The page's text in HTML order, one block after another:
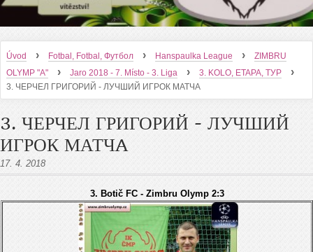
Úvod › Fotbal, Fotbal, Футбол › Hanspaulka League ›
ZIMBRU
OLYMP "A"
› Jaro 2018 - 7. Místo - 3. Liga › 3. KOLO, ETAPA, ТУР ›
3. ЧЕРЧЕЛ ГРИГОРИЙ - ЛУЧШИЙ ИГРОК МАТЧA
3. ЧЕРЧЕЛ ГРИГОРИЙ - ЛУЧШИЙ
ИГРОК МАТЧA
17. 4. 2018
3. Botič FC - Zimbru Olymp 2:3